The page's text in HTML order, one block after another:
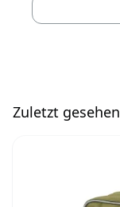
Zuletzt gesehen